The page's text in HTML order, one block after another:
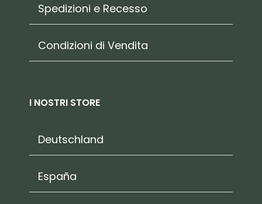
Spedizioni e Recesso
Condizioni di Vendita
I NOSTRI STORE
Deutschland
España